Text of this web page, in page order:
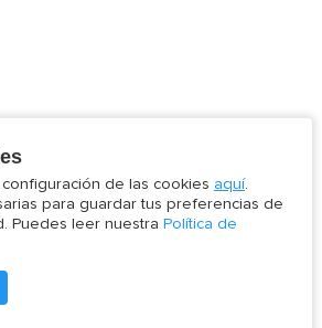
de las cookies aquí.
para guardar tus preferencias de
Puedes leer nuestra Política de